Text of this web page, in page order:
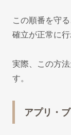
この順番を守
確立が正常に行
実際、この方
す。
アプリ・